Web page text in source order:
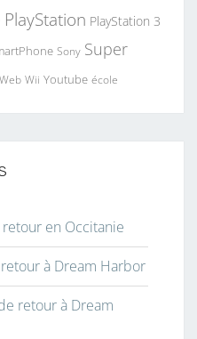
PlayStation PlayStation 3
Sony Super
Web Wii Youtube école
retour en Occitanie
à Dream Harbor
retour à Dream